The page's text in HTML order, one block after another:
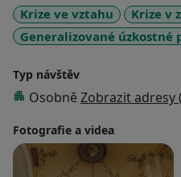
Krize ve vztahu
Krize v
Generalizované úzkostné
Typ návštěv
Osobně Zobrazit adresy
Fotografie a videa